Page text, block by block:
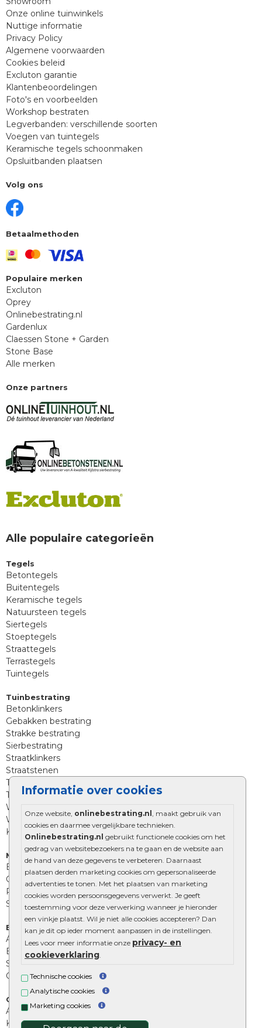
Informatie over cookies
Onze website, onlinebestrating.nl , maakt gebruik van
cookies en daarmee vergelijkbare technieken.
Onlinebestrating.nl gebruikt functionele cookies om het
gedrag van websitebezoekers na te gaan en de website aan
de hand van deze gegevens te verbeteren. Daarnaast
plaatsen derden marketing cookies om gepersonaliseerde
advertenties te tonen. Met het plaatsen van marketing
cookies worden persoonsgegevens verwerkt. Je geeft
toestemming voor deze verwerking wanneer je hieronder
een vinkje plaatst. Wil je niet alle cookies accepteren? Dan
kan je dit op ieder moment aanpassen in de instellingen.
Lees voor meer informatie onze privacy- en
cookieverklaring.
Technische cookies
Analytische cookies
Marketing cookies
Onze online tuinwinkels
Nuttige informatie
Privacy Policy
Algemene voorwaarden
Cookies beleid
Excluton garantie
Klantenbeoordelingen
Foto's en voorbeelden
Workshop bestraten
Legverbanden: verschillende soorten
Voegen van tuintegels
Keramische tegels schoonmaken
Opsluitbanden plaatsen
Volg ons
Betaalmethoden
Populaire merken
Excluton
Oprey
Onlinebestrating.nl
Gardenlux
Claessen Stone + Garden
Stone Base
Alle merken
Onze partners
Alle populaire categorieën
Tegels
Betontegels
Buitentegels
Keramische tegels
Natuursteen tegels
Siertegels
Stoeptegels
Straattegels
Terrastegels
Tuintegels
Tuinbestrating
Betonklinkers
Gebakken bestrating
Strakke bestrating
Sierbestrating
Straatklinkers
Straatstenen
Trommelstenen
Tuinstenen
Waalformaat
Wildverband bestrating
Kingstones
Muurelementen
Betonbielzen
Opsluitbanden
Palissades
Stapelblokken
Extra benodigdheden
Afwatering en diversen
Beplantings en betonelementen
Split, grind en zand
Oprit tegels
Overig
Aanbiedingen
Kunstgras